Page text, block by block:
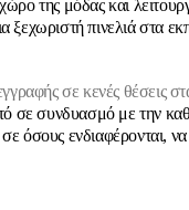
της μόδας και
πινελιά στα
σε κενές θέσεις
σε συνδυασμό με την
όσους ενδιαφέρονται,